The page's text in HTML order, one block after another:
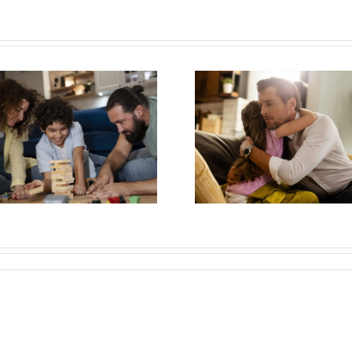
DIA MUNDIAL DE
CONSCIENTIZAÇÃO
SOBRE O TDAH
DESTACA COMO A
POSTURA DOS
ADULTOS AJUDA
CRIANÇAS A
DIA DOS
TREINAR A
SAÚDE, A
E A